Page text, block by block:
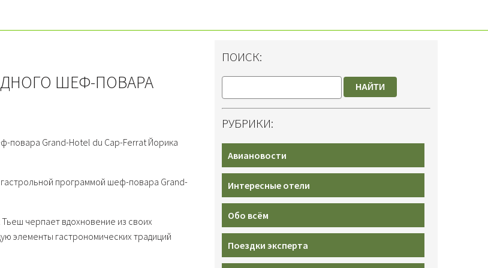
ШЕФ-ПОВАРА
повара Grand-Hotel du Cap-Ferrat Йорика
гастрольной программой шеф-повара Grand-
черпает вдохновение из своих
элементы гастрономических традиций
ПОИСК:
НАЙТИ
РУБРИКИ:
Авиановости
Интересные отели
Обо всём
Поездки эксперта